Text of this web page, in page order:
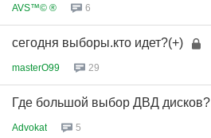
AVS™© ® 6
сегодня выборы.кто идет?(+)
masterO99 29
Где большой выбор ДВД дисков?
Advokat 5